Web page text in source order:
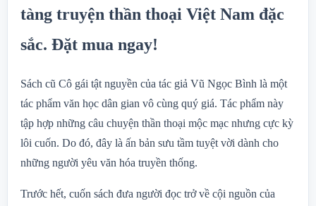
tàng truyện thần thoại Việt Nam đặc
sắc. Đặt mua ngay!
Sách cũ Cô gái tật nguyền của tác giả Vũ Ngọc Bình là một
tác phẩm văn học dân gian vô cùng quý giá. Tác phẩm này
tập hợp những câu chuyện thần thoại mộc mạc nhưng cực kỳ
lôi cuốn. Do đó, đây là ấn bản sưu tầm tuyệt vời dành cho
những người yêu văn hóa truyền thống.
Trước hết, cuốn sách đưa người đọc trở về cội nguồn của